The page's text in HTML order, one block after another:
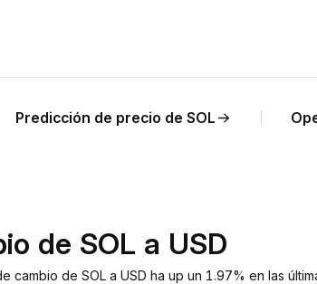
Predicción de precio de SOL
de SOL a USD
cambio de SOL a USD ha up un 1.97% en las